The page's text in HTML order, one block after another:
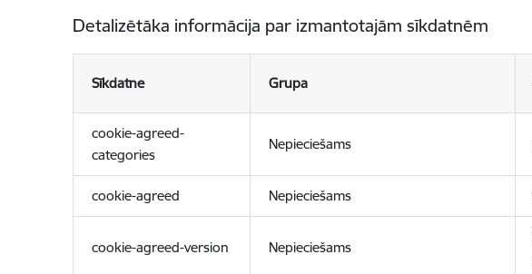
Detalizētāka informācija par izmantotajām sīkdatnēm
Sīkdatne Grupa
cookie-agreed-
categories
Nepieciešams
cookie-agreed Nepieciešams
cookie-agreed-version Nepieciešams